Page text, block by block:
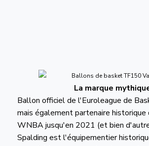
La marque
Ballon officiel de l'Euroleague de
mais également partenaire
WNBA jusqu'en 2021 (et bien
Spalding est l'équipementier